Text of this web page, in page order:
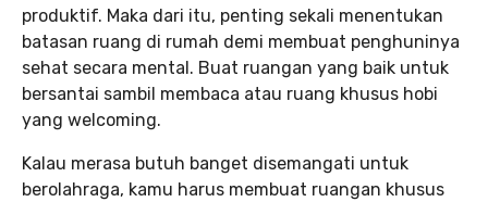
produktif. Maka dari itu, penting sekali menentukan
batasan ruang di rumah demi membuat penghuninya
sehat secara mental. Buat ruangan yang baik untuk
bersantai sambil membaca atau ruang khusus hobi
yang welcoming.
Kalau merasa butuh banget disemangati untuk
berolahraga, kamu harus membuat ruangan khusus